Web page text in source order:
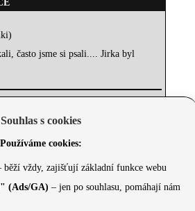
často jsme si psali.... Jirka byl
)
Souhlas s cookies
Používáme cookies:
běží vždy, zajišťují základní funkce webu
(Ads/GA) – jen po souhlasu, pomáhají nám